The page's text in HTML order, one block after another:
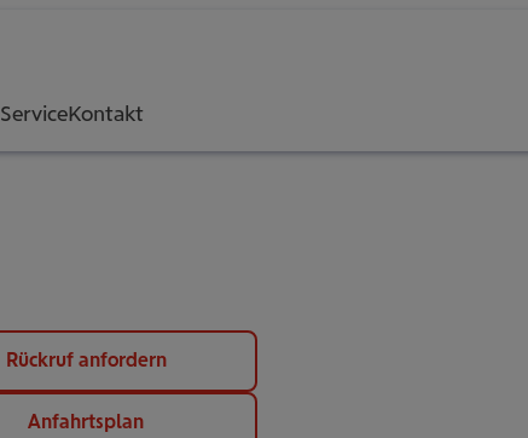
ServiceKontakt
Rückruf anfordern
Anfahrtsplan